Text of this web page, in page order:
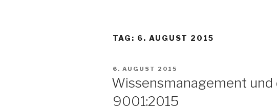
TAG: 6. AUGUST 2015
VERÖFFENTLICHT
6. AUGUST 2015
Wissensmanagement und
9001:2015